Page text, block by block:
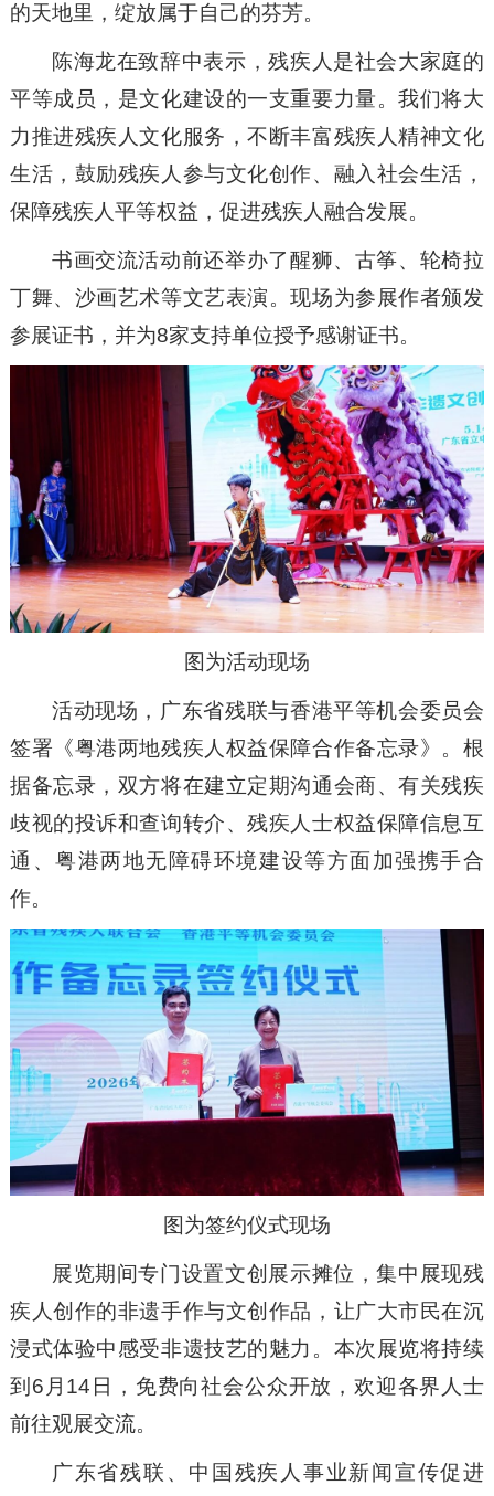
的天地里，绽放属于自己的芬芳。
陈海龙在致辞中表示，残疾人是社会大家庭的
平等成员，是文化建设的一支重要力量。我们将大
力推进残疾人文化服务，不断丰富残疾人精神文化
生活，鼓励残疾人参与文化创作、融入社会生活，
保障残疾人平等权益，促进残疾人融合发展。
书画交流活动前还举办了醒狮、古筝、轮椅拉
丁舞、沙画艺术等文艺表演。现场为参展作者颁发
参展证书，并为8家支持单位授予感谢证书。
图为活动现场
活动现场，广东省残联与香港平等机会委员会
签署《粤港两地残疾人权益保障合作备忘录》。根
据备忘录，双方将在建立定期沟通会商、有关残疾
歧视的投诉和查询转介、残疾人士权益保障信息互
通、粤港两地无障碍环境建设等方面加强携手合
作。
图为签约仪式现场
展览期间专门设置文创展示摊位，集中展现残
疾人创作的非遗手作与文创作品，让广大市民在沉
浸式体验中感受非遗技艺的魅力。本次展览将持续
到6月14日，免费向社会公众开放，欢迎各界人士
前往观展交流。
广东省残联、中国残疾人事业新闻宣传促进